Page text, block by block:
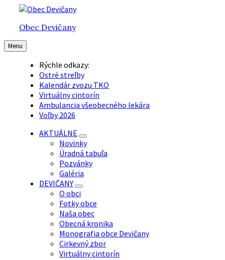
Preskočiť
obsah
Preskočiť
hlavnú
navigáciu
Preskočiť
pätičkuObec Devičany
Menu
Rýchle odkazy:
Ostré streľby
Kalendár zvozu TKO
Virtuálny cintorín
Ambulancia všeobecného lekára
Voľby 2026
AKTUÁLNE
Novinky
Úradná tabuľa
Pozvánky
Galéria
DEVIČANY
O obci
Fotky obce
Naša obec
Obecná kronika
Monografia obce Devičany
Cirkevný zbor
Virtuálny cintorín